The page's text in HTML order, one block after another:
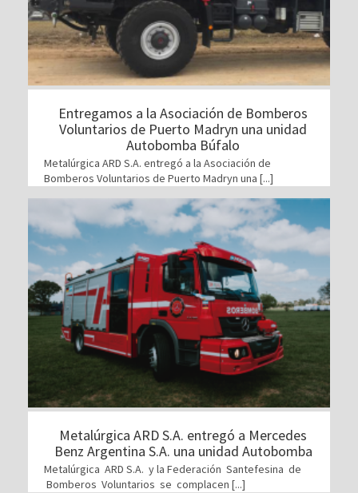
Entregamos a la Asociación de Bomberos
Voluntarios de Puerto Madryn una unidad
Autobomba Búfalo
Metalúrgica ARD S.A. entregó a la Asociación de
Bomberos Voluntarios de Puerto Madryn una [...]
Metalúrgica ARD S.A. entregó a Mercedes
Benz Argentina S.A. una unidad Autobomba
Metalúrgica ARD S.A. y la Federación Santefesina de
Bomberos Voluntarios se complacen [...]